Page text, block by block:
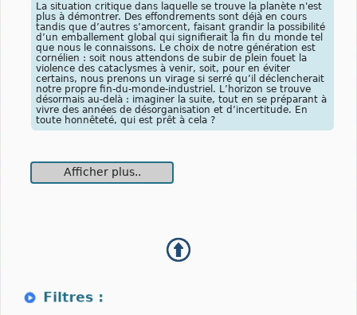
La situation critique dans laquelle se trouve la planète n'est
plus à démontrer. Des effondrements sont déjà en cours
tandis que d’autres s’amorcent, faisant grandir la possibilité
d’un emballement global qui signifierait la fin du monde tel
que nous le connaissons. Le choix de notre génération est
cornélien : soit nous attendons de subir de plein fouet la
violence des cataclysmes à venir, soit, pour en éviter
certains, nous prenons un virage si serré qu’il déclencherait
notre propre fin-du-monde-industriel. L’horizon se trouve
désormais au-delà : imaginer la suite, tout en se préparant à
vivre des années de désorganisation et d’incertitude. En
toute honnêteté, qui est prêt à cela ?
Afficher plus..